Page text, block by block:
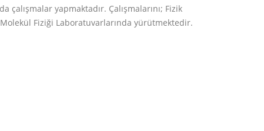
yapmaktadır. Çalışmalarını; Fizik
Fiziği Laboratuvarlarında yürütmektedir.